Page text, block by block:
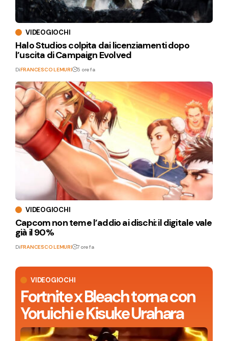
VIDEOGIOCHI
Fortnite x Bleach torna con
Yoruichi e Kisuke Urahara
VIDEOGIOCHI
Halo Studios colpita dai licenziamenti dopo
l’uscita di Campaign Evolved
DiFRANCESCO LEMURI 5 ore fa
VIDEOGIOCHI
Capcom non teme l’addio ai dischi: il digitale vale
già il 90%
DiFRANCESCO LEMURI 7 ore fa